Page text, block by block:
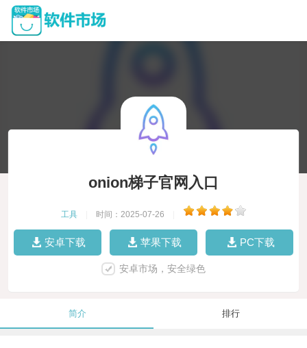
onion梯子官网入口
工具 时间：2025-07-26
安卓下载 苹果下载 PC下载
安卓市场，安全绿色
简介 排行